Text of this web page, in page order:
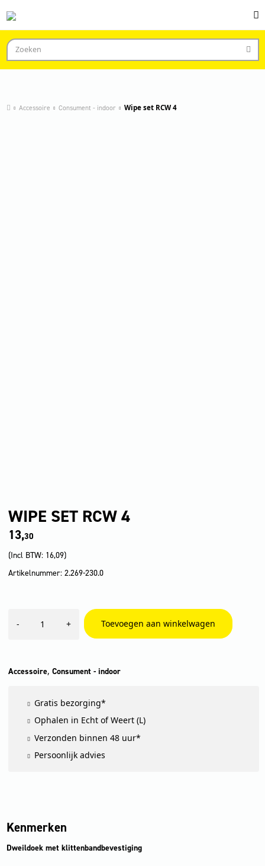
Accessoire Consument - indoor Wipe set RCW 4
WIPE SET RCW 4
13,30
(Incl BTW: 16,09)
Artikelnummer: 2.269-230.0
-
set
+ Toevoegen aan winkelwagen
Accessoire, Consument - indoor
Gratis bezorging*
Ophalen in Echt of Weert (L)
Verzonden binnen 48 uur*
Persoonlijk advies
Kenmerken
Dweildoek met klittenbandbevestiging